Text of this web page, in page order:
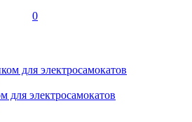
0
для электросамокатов